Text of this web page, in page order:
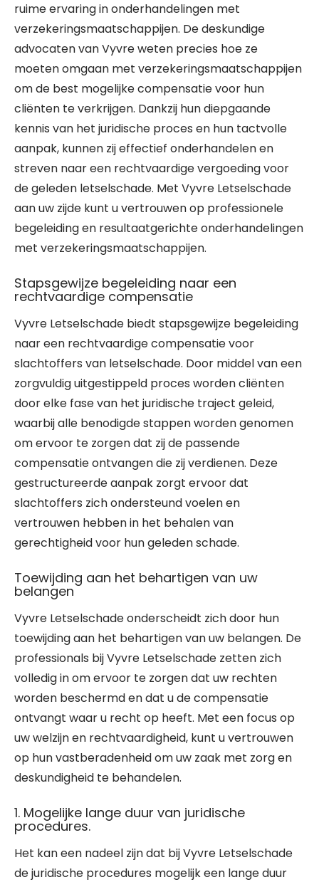
ruime ervaring in onderhandelingen met
verzekeringsmaatschappijen. De deskundige
advocaten van Vyvre weten precies hoe ze
moeten omgaan met verzekeringsmaatschappijen
om de best mogelijke compensatie voor hun
cliënten te verkrijgen. Dankzij hun diepgaande
kennis van het juridische proces en hun tactvolle
aanpak, kunnen zij effectief onderhandelen en
streven naar een rechtvaardige vergoeding voor
de geleden letselschade. Met Vyvre Letselschade
aan uw zijde kunt u vertrouwen op professionele
begeleiding en resultaatgerichte onderhandelingen
met verzekeringsmaatschappijen.
Stapsgewijze begeleiding naar een
rechtvaardige compensatie
Vyvre Letselschade biedt stapsgewijze begeleiding
naar een rechtvaardige compensatie voor
slachtoffers van letselschade. Door middel van een
zorgvuldig uitgestippeld proces worden cliënten
door elke fase van het juridische traject geleid,
waarbij alle benodigde stappen worden genomen
om ervoor te zorgen dat zij de passende
compensatie ontvangen die zij verdienen. Deze
gestructureerde aanpak zorgt ervoor dat
slachtoffers zich ondersteund voelen en
vertrouwen hebben in het behalen van
gerechtigheid voor hun geleden schade.
Toewijding aan het behartigen van uw
belangen
Vyvre Letselschade onderscheidt zich door hun
toewijding aan het behartigen van uw belangen. De
professionals bij Vyvre Letselschade zetten zich
volledig in om ervoor te zorgen dat uw rechten
worden beschermd en dat u de compensatie
ontvangt waar u recht op heeft. Met een focus op
uw welzijn en rechtvaardigheid, kunt u vertrouwen
op hun vastberadenheid om uw zaak met zorg en
deskundigheid te behandelen.
1. Mogelijke lange duur van juridische
procedures.
Het kan een nadeel zijn dat bij Vyvre Letselschade
de juridische procedures mogelijk een lange duur